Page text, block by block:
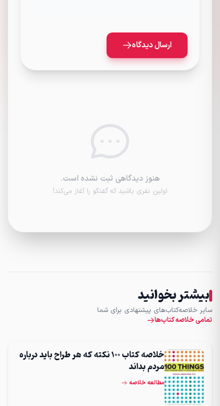
ارسال دیدگاه
هنوز دیدگاهی ثبت نشده است.
اولین نفری باشید که گفتگو را آغاز می‌کند!
بیشتر بخوانید
سایر خلاصه‌کتاب‌های پیشنهادی برای شما
تمامی خلاصه کتاب‌ها
خلاصه کتاب 100 نکته که هر طراح باید درباره
مردم بداند
مطالعه خلاصه